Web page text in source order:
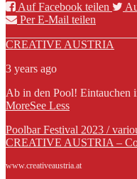
Auf Facebook teilen
Per E-Mail teilen
CREATIVE AUSTRIA
3 years ago
Ab in den Pool! Eintauchen
MoreSee Less
Poolbar Festival 2023 /
CREATIVE AUSTRIA –
www.creativeaustria.at